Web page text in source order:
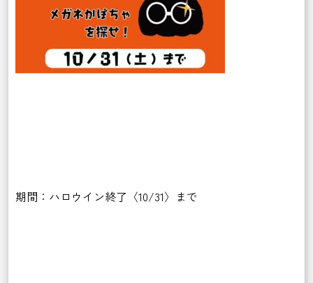
期間：ハロウイン終了〈10/31〉まで